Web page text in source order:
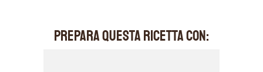
PREPARA QUESTA RICETTA CON: